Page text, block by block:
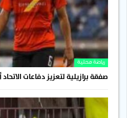
رياضة محلية
صفقة برازيلية لتعزيز دفاعات